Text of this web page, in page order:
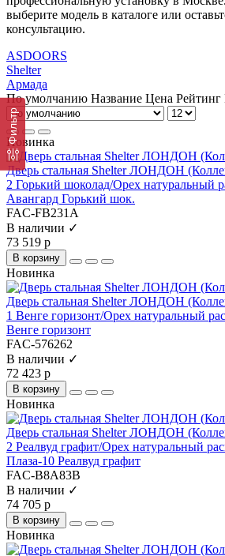
Фильтр
выберите модель в каталоге или
консультацию.
ASDOORS
Shelter
Армада
По умолчанию Название Цена Рейтинг
Новинка
Дверь стальная Shelter ЛОНДОН
2 Горький шоколад/Орех натуральный
Авангард Горький шок.
FAC-FB231A
В наличии ✓
73 519 р
В корзину
Новинка
Дверь стальная Shelter ЛОНДОН
1 Венге горизонт/Орех натуральный
Венге горизонт
FAC-576262
В наличии ✓
72 423 р
В корзину
Новинка
Дверь стальная Shelter ЛОНДОН
2 Реалвуд графит/Орех натуральный
Плаза-10 Реалвуд графит
FAC-B8A83B
В наличии ✓
74 705 р
В корзину
Новинка